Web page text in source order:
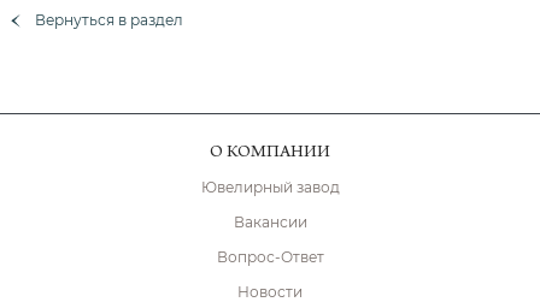
Вернуться в раздел
О КОМПАНИИ
Ювелирный завод
Вакансии
Вопрос-Ответ
Новости